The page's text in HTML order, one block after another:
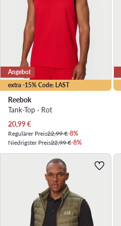
extra -15% Code: LAST
Angebot
Reebok
Tank-Top · Rot
Aktueller Preis
20,99€
Regulärer Preis22,99 €-8%
Niedrigster Preis22,99 €-8%